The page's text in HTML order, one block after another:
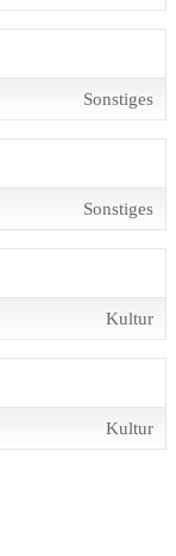
Sonstiges
Sonstiges
Kultur
Kultur